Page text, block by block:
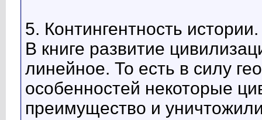
5. Контингентность
В книге развитие
линейное. То есть в силу
особенностей некоторые
преимущество и